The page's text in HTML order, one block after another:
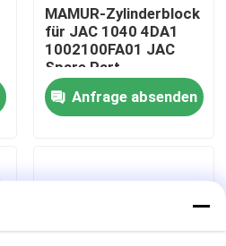
MAMUR-Zylinderblock
für JAC 1040 4DA1
1002100FA01 JAC
Spare Part
Anfrage absenden